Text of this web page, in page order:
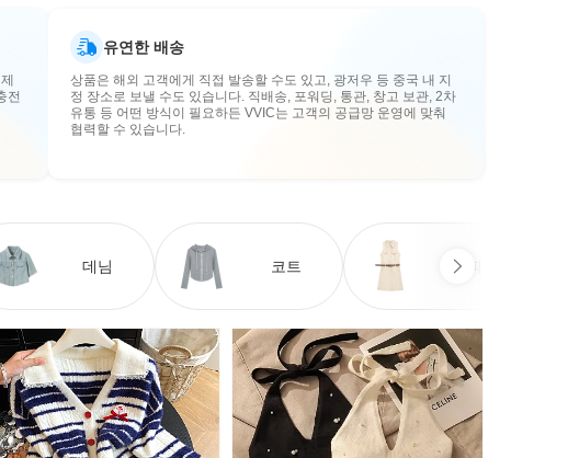
전
유연한 배송
상품은 해외 고객에게 직접 발송할 수도 있고, 광저우 등 중국 내 지
정 장소로 보낼 수도 있습니다. 직배송, 포워딩, 통관, 창고 보관, 2차
유통 등 어떤 방식이 필요하든 VVIC는 고객의 공급망 운영에 맞춰
협력할 수 있습니다.
데님 코트 원피스